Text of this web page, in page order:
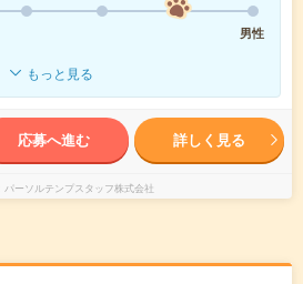
男性
もっと見る
応募へ進む 詳しく見る
パーソルテンプスタッフ株式会社